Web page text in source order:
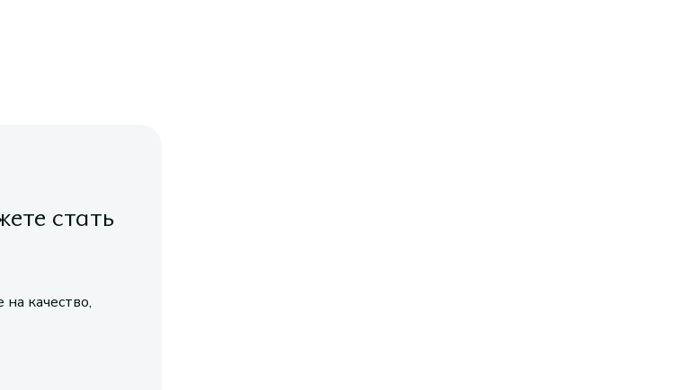
стать
качество,